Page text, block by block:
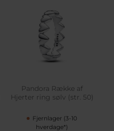
Pandora Række af
Hjerter ring sølv (str. 50)
Fjernlager (3-10
hverdage*)